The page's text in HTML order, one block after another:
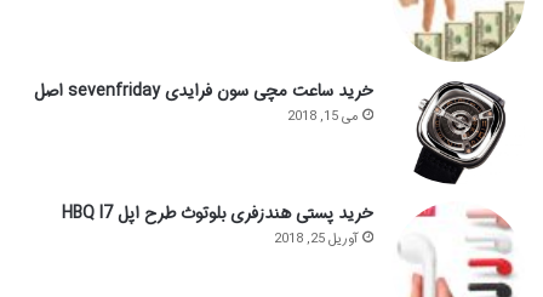
خرید ساعت مچی سون فرایدی sevenfriday اصل
می 15, 2018
خرید پستی هندزفری بلوتوث طرح اپل HBQ I7
آوریل 25, 2018